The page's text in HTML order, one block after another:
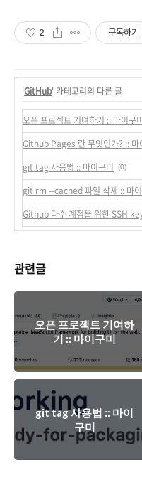
2 구독하기
'GitHub' 카테고리의 다른 글
오픈 프로젝트 기여하기 :: 마이구
Github Pages 란 무엇인가? :: 마
git tag 사용법 :: 마이구미 (0)
git rm --cached 파일 삭제 :: 마
Github 다수 계정을 위한 SSH
관련글
오픈 프로젝트 기여하
기 :: 마이구미
git tag 사용법 :: 마이
구미